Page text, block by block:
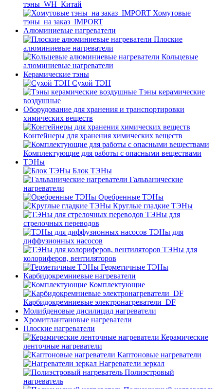
тэны_WH_Китай
Хомутовые
тэны_на заказ_IMPORT
Алюминиевые нагреватели
Плоские
алюминиевые нагреватели
Кольцевые
алюминиевые нагреватели
Керамические тэны
Сухой ТЭН
Тэны керамические
воздушные
Оборудование для хранения и транспортировки
химических веществ
Контейнеры для хранения химических веществ
Комплектующие для работы с опасными веществами
ТЭНы
Блок ТЭНы
Гальванические
нагреватели
Оребренные ТЭНы
Круглые гладкие ТЭНы
ТЭНы для
стрелочных переводов
ТЭНы для
диффузионных насосов
ТЭНы для
колориферов, вентиляторов
Герметичные ТЭНы
Карбидокремниевые нагреватели
Комплектующие
Карбидокремниевые электронагреватели_DF
Молибденовые дисилицид нагреватели
Хромитлантановые нагреватели
Плоские нагреватели
Керамические
ленточные нагреватели
Каптоновые нагреватели
Нагреватели зеркал
Полиэстровый
нагреватель